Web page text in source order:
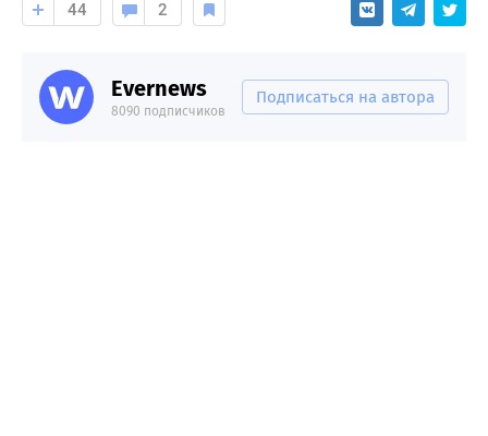
44 2
Evernews
8090 подписчиков
Подписаться на автора